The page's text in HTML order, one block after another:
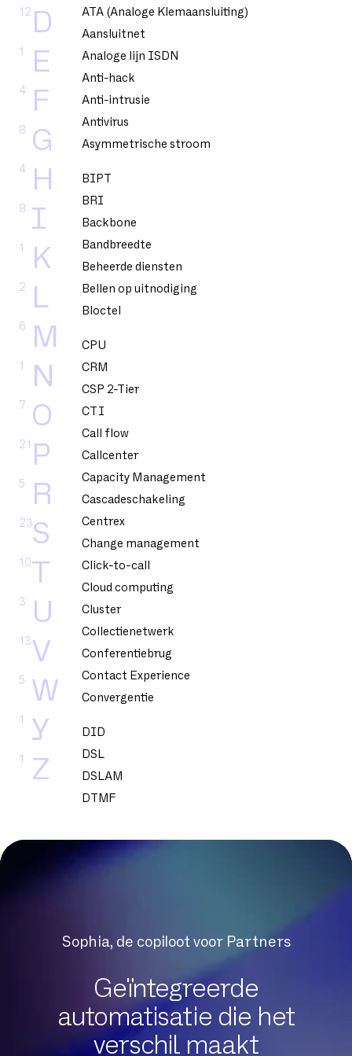
D
12
E
1
F
4
G
8
H
4
I
8
K
1
L
2
M
6
N
1
O
7
P
21
R
5
S
23
T
10
U
3
V
13
W
5
Y
1
Z
1
ATA (Analoge Klemaansluiting)
Aansluitnet
Analoge lijn ISDN
Anti-hack
Anti-intrusie
Antivirus
Asymmetrische stroom
BIPT
BRI
Backbone
Bandbreedte
Beheerde diensten
Bellen op uitnodiging
Bloctel
CPU
CRM
CSP 2-Tier
CTI
Call flow
Callcenter
Capacity Management
Cascadeschakeling
Centrex
Change management
Click-to-call
Cloud computing
Cluster
Collectienetwerk
Conferentiebrug
Contact Experience
Convergentie
DID
DSL
DSLAM
DTMF
Dedicated glasvezel
Downloadsnelheid
Exchange Online
FTP
Sophia, de copiloot voor Partners
Geïntegreerde
automatisatie die het
verschil maakt